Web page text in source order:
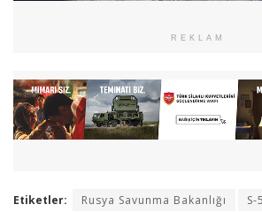
REKLAM
Etiketler: Rusya Savunma Bakanlığı
S-